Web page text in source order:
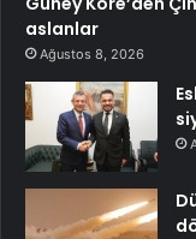
aslanlar
Ağustos 8, 2026